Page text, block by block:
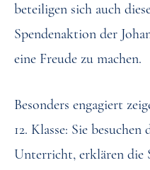
beteiligen sich auch
Spendenaktion der
eine Freude zu machen.
Besonders engagiert
12. Klasse: Sie
Unterricht, erklären